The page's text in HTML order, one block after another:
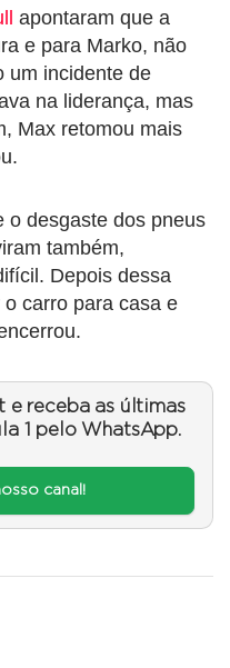
apontaram que a
e para Marko, não
um incidente de
na liderança, mas
Max retomou mais
o desgaste dos pneus
também,
Depois dessa
carro para casa e
e receba as últimas
1 pelo WhatsApp.
canal!